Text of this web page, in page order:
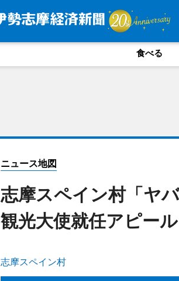
食べる
ニュース地図
志摩スペイン村「ヤ
観光大使就任アピール
志摩スペイン村